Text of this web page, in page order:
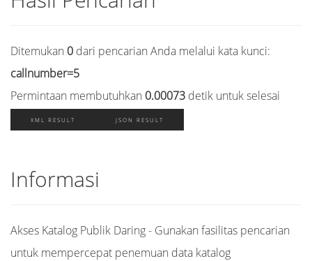
Ditemukan 0 dari pencarian Anda melalui kata kunci:
callnumber=5
Permintaan membutuhkan 0.00073 detik untuk selesai
XML RESULT JSON RESULT
Informasi
Akses Katalog Publik Daring - Gunakan fasilitas pencarian
untuk mempercepat penemuan data katalog